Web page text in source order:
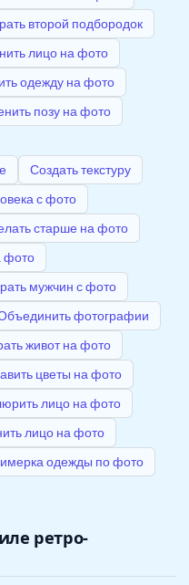
второй подбородок
лицо на фото
одежду на фото
позу на фото
Создать текстуру
с фото
старше на фото
фото
мужчин с фото
фотографии
живот на фото
цветы на фото
лицо на фото
лицо на фото
одежды по фото
ретро-